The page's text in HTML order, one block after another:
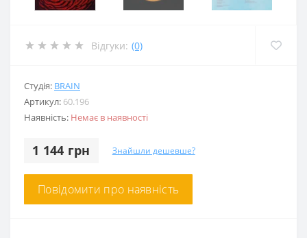
Відгуки: (0)
Студія: BRAIN
Артикул: 60.196
Наявність: Немає в наявності
1 144 грн Знайшли дешевше?
Повідомити про наявність